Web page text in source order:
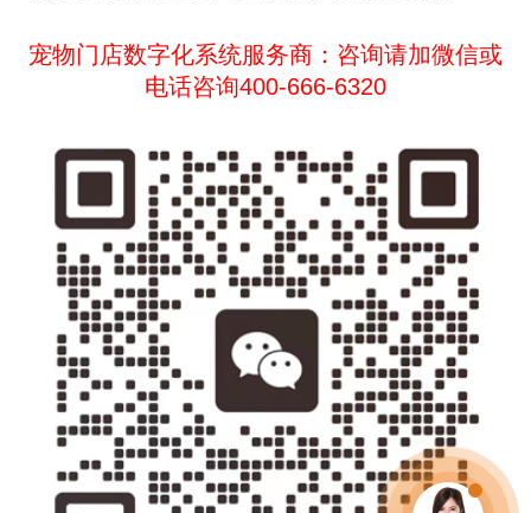
宠物门店数字化系统服务商：咨询请加微信或
电话咨询400-666-6320